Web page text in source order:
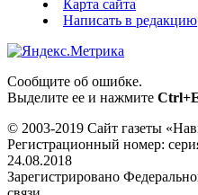
Карта сайта
Написать в редакцию
Сообщите об ошибке.
Выделите ее и нажмите
© 2003-2019 Сайт газеты
Регистрационный номер:
24.08.2018
Зарегистрировано